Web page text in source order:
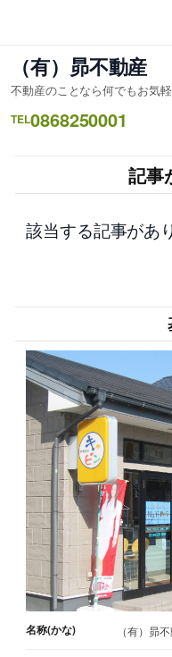
キ
ッ
（有）昴不動産
不動産のことなら何でもお気軽
TEL0868250001
記事
該当する記事があ
名称(かな) （有）昴